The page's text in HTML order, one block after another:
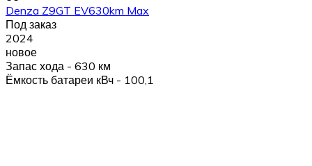
Denza Z9GT EV630km Max
Под заказ
2024
новое
Запас хода - 630 км
Ёмкость батареи кВч - 100,1